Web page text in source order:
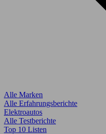
Alle Marken
Alle Erfahrungsberichte
Elektroautos
Alle Testberichte
Top 10 Listen